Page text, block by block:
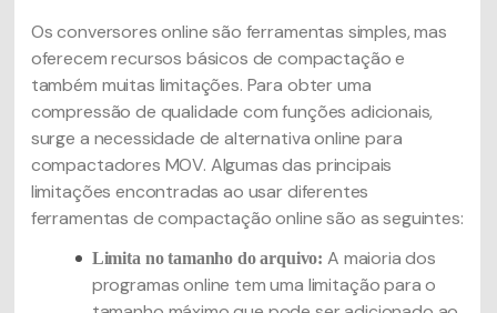
Os conversores online são ferramentas simples, mas
oferecem recursos básicos de compactação e
também muitas limitações. Para obter uma
compressão de qualidade com funções adicionais,
surge a necessidade de alternativa online para
compactadores MOV. Algumas das principais
limitações encontradas ao usar diferentes
ferramentas de compactação online são as seguintes:
Limita no tamanho do arquivo: A maioria dos
programas online tem uma limitação para o